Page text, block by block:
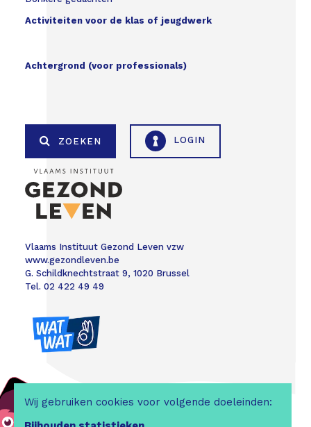
Activiteiten voor de klas of jeugdwerk
Achtergrond (voor professionals)
ZOEKEN LOGIN
Vlaams Instituut Gezond Leven vzw
www.gezondleven.be
G. Schildknechtstraat 9, 1020 Brussel
Tel. 02 422 49 49
Wij gebruiken cookies voor volgende doeleinden: